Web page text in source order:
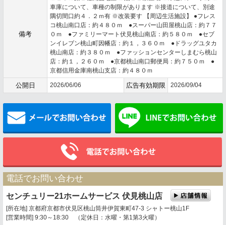
備考
車庫について、車種の制限があります ※接道について、別途
隅切間口約４．２ｍ有 ※改装要す 【周辺生活施設】 ●フレス
コ桃山南口店：約４８０ｍ ●スーパー山田屋桃山店：約７７
０ｍ ●ファミリーマート伏見桃山南店：約５８０ｍ ●セブ
ンイレブン桃山町因幡店：約１，３６０ｍ ●ドラッグユタカ
桃山南店：約３８０ｍ ●ファッションセンターしまむら桃山
店：約１，２６０ｍ ●京都桃山南口郵便局：約７５０ｍ ●
京都信用金庫南桃山支店：約４８０ｍ
公開日 2026/06/06 広告有効期限 2026/09/04
メールでお問い合わせ
電話でお問い合わせ
センチュリー21ホームサービス 伏見桃山店
[所在地] 京都府京都市伏見区桃山筒井伊賀東町47-3 シャトー桃山1F
[営業時間] 9:30～18:30 （定休日：水曜・第1第3火曜）